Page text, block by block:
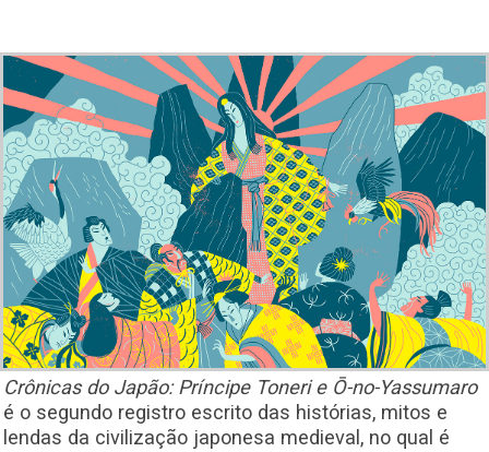
Crônicas do Japão: Príncipe Toneri e Ō-no-Yassumaro
é o segundo registro escrito das histórias, mitos e
lendas da civilização japonesa medieval, no qual é